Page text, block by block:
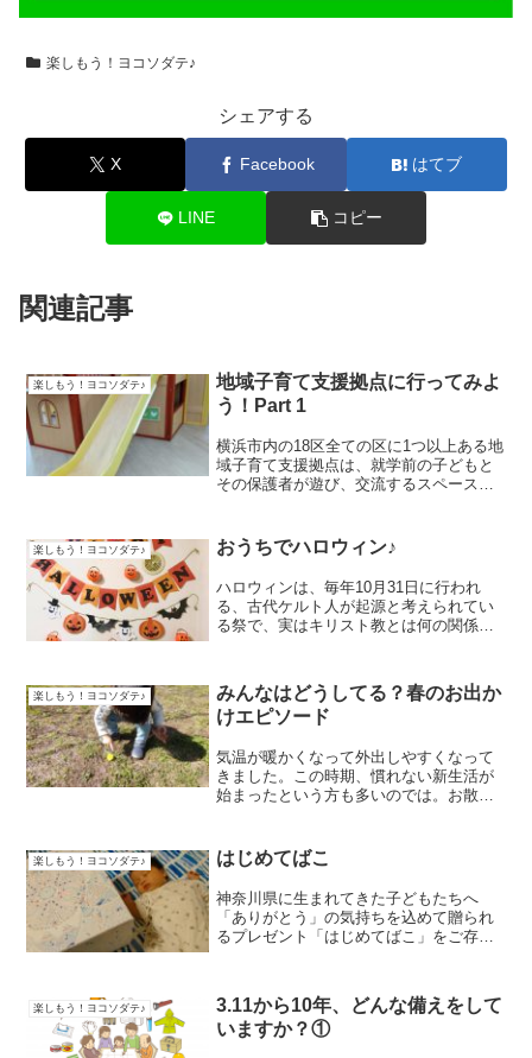
楽しもう！ヨコソダテ♪
シェアする
X Facebook はてブ
LINE コピー
関連記事
楽しもう！ヨコソダテ♪
地域子育て支援拠点に行ってみよ
う！Part 1
横浜市内の18区全ての区に1つ以上ある地
域子育て支援拠点は、就学前の子どもと
その保護者が遊び、交流するスペースの
登録のうえ、無料で利用できます。今回
の「楽しもう！ヨコソ...
楽しもう！ヨコソダテ♪ おうちでハロウィン♪
ハロウィンは、毎年10月31日に行われ
る、古代ケルト人が起源と考えられてい
る祭で、実はキリスト教とは何の関係も
国で民間行事として定着したとのこと。
（出典：Wikiped...
楽しもう！ヨコソダテ♪
みんなはどうしてる？春のお出か
けエピソード
気温が暖かくなって外出しやすくなって
きました。この時期、慣れない新生活が
始まったという方も多いのでは。お散歩
るようにという思いをこめて、よこはま
子育て情報スポットのスタ...
楽しもう！ヨコソダテ♪ はじめてばこ
神奈川県に生まれてきた子どもたちへ
「ありがとう」の気持ちを込めて贈られ
るプレゼント「はじめてばこ」をご存知
タッフが、かながわMIRAIキャンペーン
の“はじめてばこ”を受...
楽しもう！ヨコソダテ♪
3.11から10年、どんな備えをして
いますか？①